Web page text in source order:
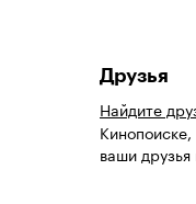
Друзья
Найдите
ваши